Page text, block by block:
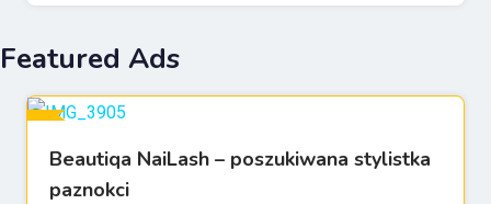
Featured Ads
For Praca
Beautiqa NaiLash – poszukiwana stylistka
paznokci